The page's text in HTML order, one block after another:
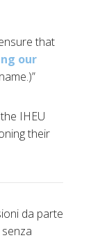
that
our
IHEU
their
da parte